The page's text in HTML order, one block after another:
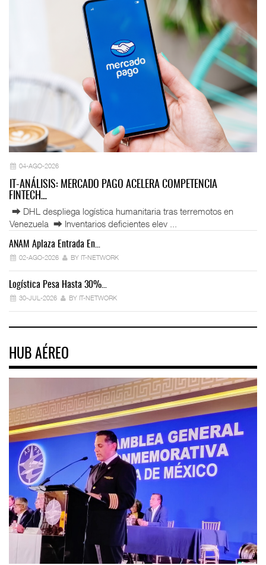
04-AGO-2026
IT-ANÁLISIS: MERCADO PAGO ACELERA COMPETENCIA
FINTECH…
⮕ DHL despliega logística humanitaria tras terremotos en
Venezuela ⮕ Inventarios deficientes elev ...
ANAM Aplaza Entrada En…
02-AGO-2026 BY IT-NETWORK
Logística Pesa Hasta 30%…
30-JUL-2026 BY IT-NETWORK
HUB AÉREO